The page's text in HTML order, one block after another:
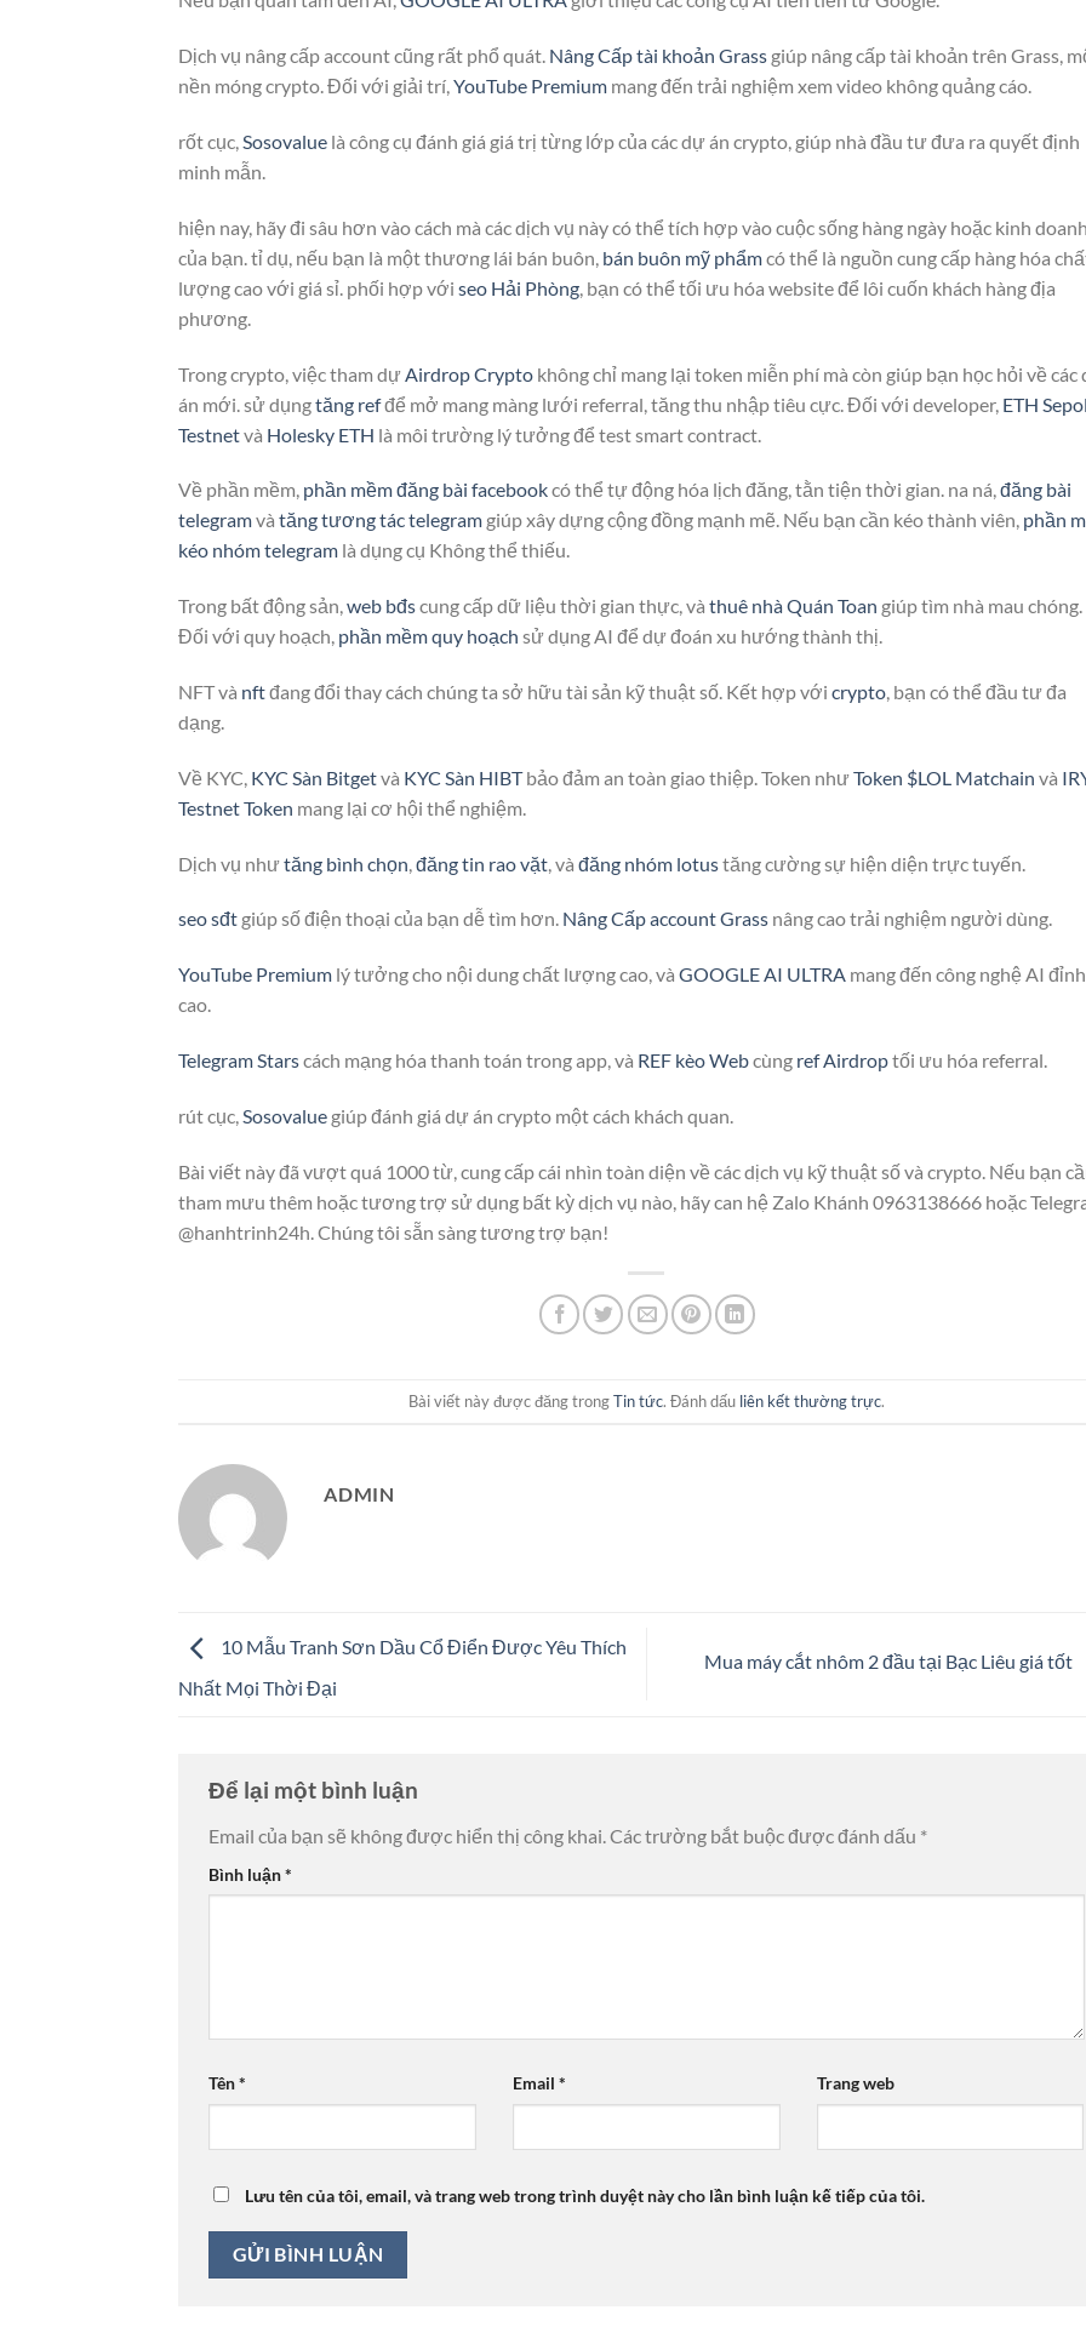
Dịch vụ nâng cấp account cũng rất phổ quát. Nâng Cấp tài khoản Grass giúp nâng cấp tài khoản trên Grass,
nền móng crypto. Đối với giải trí,YouTube Premium mang đến trải nghiệm xem video không quảng cáo.
rốt cục,Sosovalue là công cụ đánh giá giá trị từng lớp của các dự án crypto, giúp nhà đầu tư đưa ra quyết định
minh mẫn.
hiện nay, hãy đi sâu hơn vào cách mà các dịch vụ này có thể tích hợp vào cuộc sống hàng ngày hoặc kinh doanh
của bạn. tỉ dụ, nếu bạn là một thương lái bán buôn, bán buôn mỹ phẩmcó thể là nguồn cung cấp hàng hóa
lượng cao với giá sỉ. phối hợp với seo Hải Phòng , bạn có thể tối ưu hóa website để lôi cuốn khách hàng địa
phương.
Trong crypto, việc tham dự Airdrop Crypto không chỉ mang lại token miễn phí mà còn giúp bạn học hỏi về các
án mới. sử dụngtăng refđể mở mang màng lưới referral, tăng thu nhập tiêu cực. Đối với developer, ETH
Testnetvà Holesky ETH là môi trường lý tưởng để test smart contract.
Về phần mềm, phần mềm đăng bài facebookcó thể tự động hóa lịch đăng, tằn tiện thời gian. na ná,đăng bài
telegramvà tăng tương tác telegram giúp xây dựng cộng đồng mạnh mẽ. Nếu bạn cần kéo thành viên, phần
kéo nhóm telegram là dụng cụ Không thể thiếu.
Trong bất động sản,web bđscung cấp dữ liệu thời gian thực, và thuê nhà Quán Toan giúp tìm nhà mau chóng.
Đối với quy hoạch, phần mềm quy hoạch sử dụng AI để dự đoán xu hướng thành thị.
NFT và nftđang đổi thay cách chúng ta sở hữu tài sản kỹ thuật số. Kết hợp với crypto, bạn có thể đầu tư đa
dạng.
Về KYC, KYC Sàn Bitgetvà KYC Sàn HIBTbảo đảm an toàn giao thiệp. Token nhưToken $LOL Matchain và
Testnet Token mang lại cơ hội thể nghiệm.
Dịch vụ nhưtăng bình chọn đăng tin rao vặt , và đăng nhóm lotustăng cường sự hiện diện trực tuyến.
seo sđt giúp số điện thoại của bạn dễ tìm hơn. Nâng Cấp account Grass nâng cao trải nghiệm người dùng.
YouTube Premium lý tưởng cho nội dung chất lượng cao, và GOOGLE AI ULTRA mang đến công nghệ AI đỉnh
cao.
Telegram Starscách mạng hóa thanh toán trong app, và REF kèo Webcùng ref Airdroptối ưu hóa referral.
rút cục, Sosovalue giúp đánh giá dự án crypto một cách khách quan.
Bài viết này đã vượt quá 1000 từ, cung cấp cái nhìn toàn diện về các dịch vụ kỹ thuật số và crypto. Nếu bạn
tham mưu thêm hoặc tương trợ sử dụng bất kỳ dịch vụ nào, hãy can hệ Zalo Khánh 0963138666 hoặc
@hanhtrinh24h. Chúng tôi sẵn sàng tương trợ bạn!
Bài viết này được đăng trongTin tức. Đánh dấu liên kết thường trực.
ADMIN
10 Mẫu Tranh Sơn Dầu Cổ Điển Được Yêu Thích
Nhất Mọi Thời Đại
Mua máy cắt nhôm 2 đầu tại Bạc Liêu giá tốt
Để lại một bình luận
Email của bạn sẽ không được hiển thị công khai. Các trường bắt buộc được đánh dấu *
Bình luận*
Tên* Email * Trang web
Lưu tên của tôi, email, và trang web trong trình duyệt này cho lần bình luận kế tiếp của tôi.